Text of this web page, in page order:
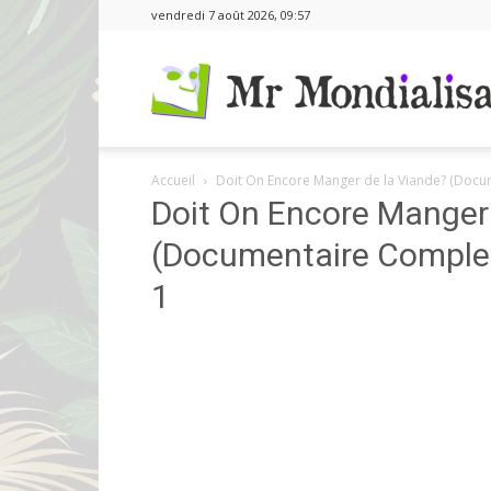
vendredi 7 août 2026, 09:57
Accueil Doit On Encore Manger de la Viande?
Doit On Encore
(Documentaire
1